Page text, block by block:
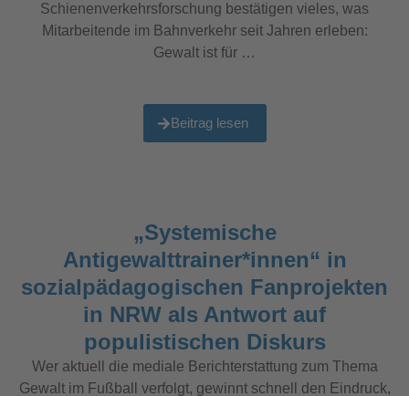
Schienenverkehrsforschung bestätigen vieles, was
Mitarbeitende im Bahnverkehr seit Jahren erleben:
Gewalt ist für …
Beitrag lesen
„Systemische
Antigewalttrainer*innen“ in
sozialpädagogischen Fanprojekten
in NRW als Antwort auf
populistischen Diskurs
Wer aktuell die mediale Berichterstattung zum Thema
Gewalt im Fußball verfolgt, gewinnt schnell den Eindruck,